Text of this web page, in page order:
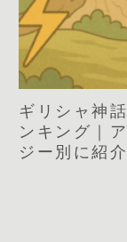
ギリシャ神
ンキング｜
ジー別に紹介